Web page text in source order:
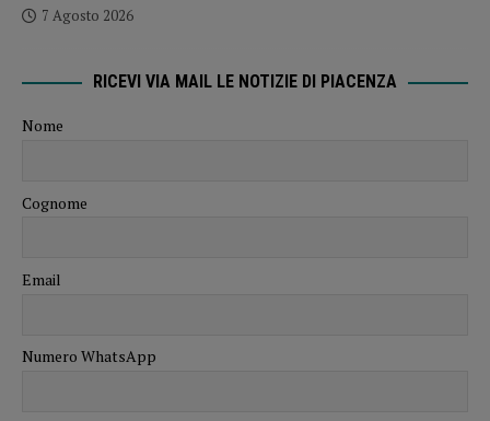
7 Agosto 2026
RICEVI VIA MAIL LE NOTIZIE DI PIACENZA
Nome
Cognome
Email
Numero WhatsApp